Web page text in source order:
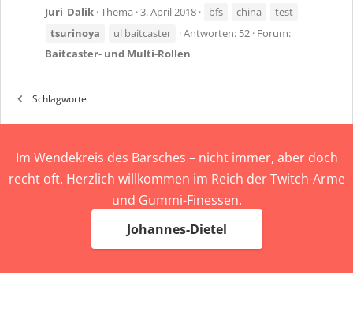
Juri_Dalik Thema 3. April 2018 bfs china
test
tsurinoya
ul baitcaster Antworten: 52 Forum:
Baitcaster- und Multi-Rollen
Schlagworte
Im Wendekreis des Barsches – nicht immer, aber doch
recht oft. Herzlich willkommen im Reich der Twitch-Arme
und Gummi-Finessen.
Johannes-Dietel